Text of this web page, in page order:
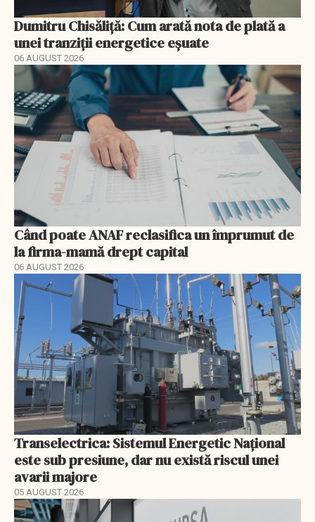
Dumitru Chisăliță: Cum arată nota de plată a
unei tranziții energetice eșuate
06 AUGUST 2026
Când poate ANAF reclasifica un împrumut de
la firma-mamă drept capital
06 AUGUST 2026
Transelectrica: Sistemul Energetic Național
este sub presiune, dar nu există riscul unei
avarii majore
05 AUGUST 2026